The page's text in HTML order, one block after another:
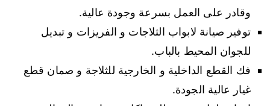
وقادر على العمل بسرعة وجودة عالية.
توفير صيانة لابواب الثلاجات و الفريزات و تبديل
للجوان المحيط بالباب.
فك القطع الداخلية و الخارجية للثلاجة و صمان قطع
غيار عالية الجودة.